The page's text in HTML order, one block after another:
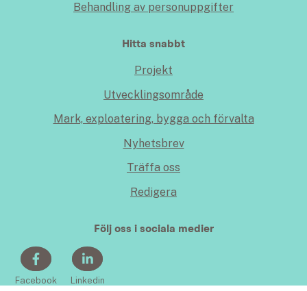
Behandling av personuppgifter
Hitta snabbt
Projekt
Utvecklingsområde
Mark, exploatering, bygga och förvalta
Nyhetsbrev
Träffa oss
Redigera
Följ oss i sociala medier
Facebook Linkedin